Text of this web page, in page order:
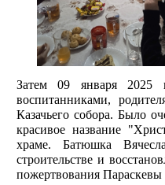
Затем 09 января 2025
воспитанниками,
Казачьего собора. Было
красивое название
храме. Батюшка
строительстве и
пожертвования